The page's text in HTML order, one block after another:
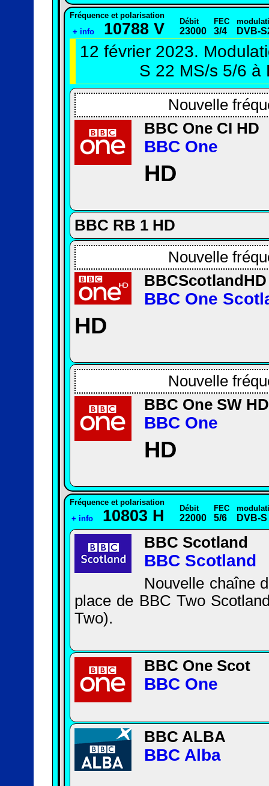
Fréquence et polarisation
+ info 10788 V Débit
23000
FEC
3/4 DVB-
12 février 2023.
S 22 MS/s 5/6 à
Nouvelle
BBC One CI HD
BBC One
HD
BBC RB 1 HD
Nouvelle
BBCScotlandHD
BBC One
HD
Nouvelle
BBC One SW HD
BBC One
HD
Fréquence et polarisation
+ info 10803 H Débit
22000
FEC
5/6 DVB-
BBC Scotland
BBC Scotland
Nouvelle chaîne
place de BBC Two
Two).
BBC One Scot
BBC One
BBC ALBA
BBC Alba